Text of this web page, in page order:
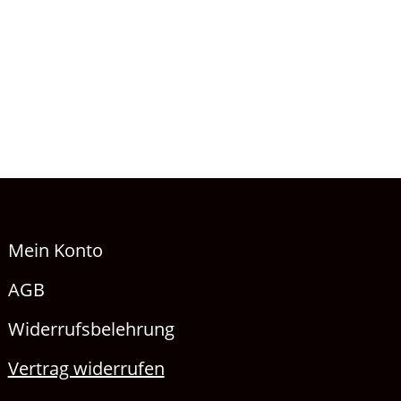
Mein Konto
AGB
Widerrufsbelehrung
Vertrag widerrufen